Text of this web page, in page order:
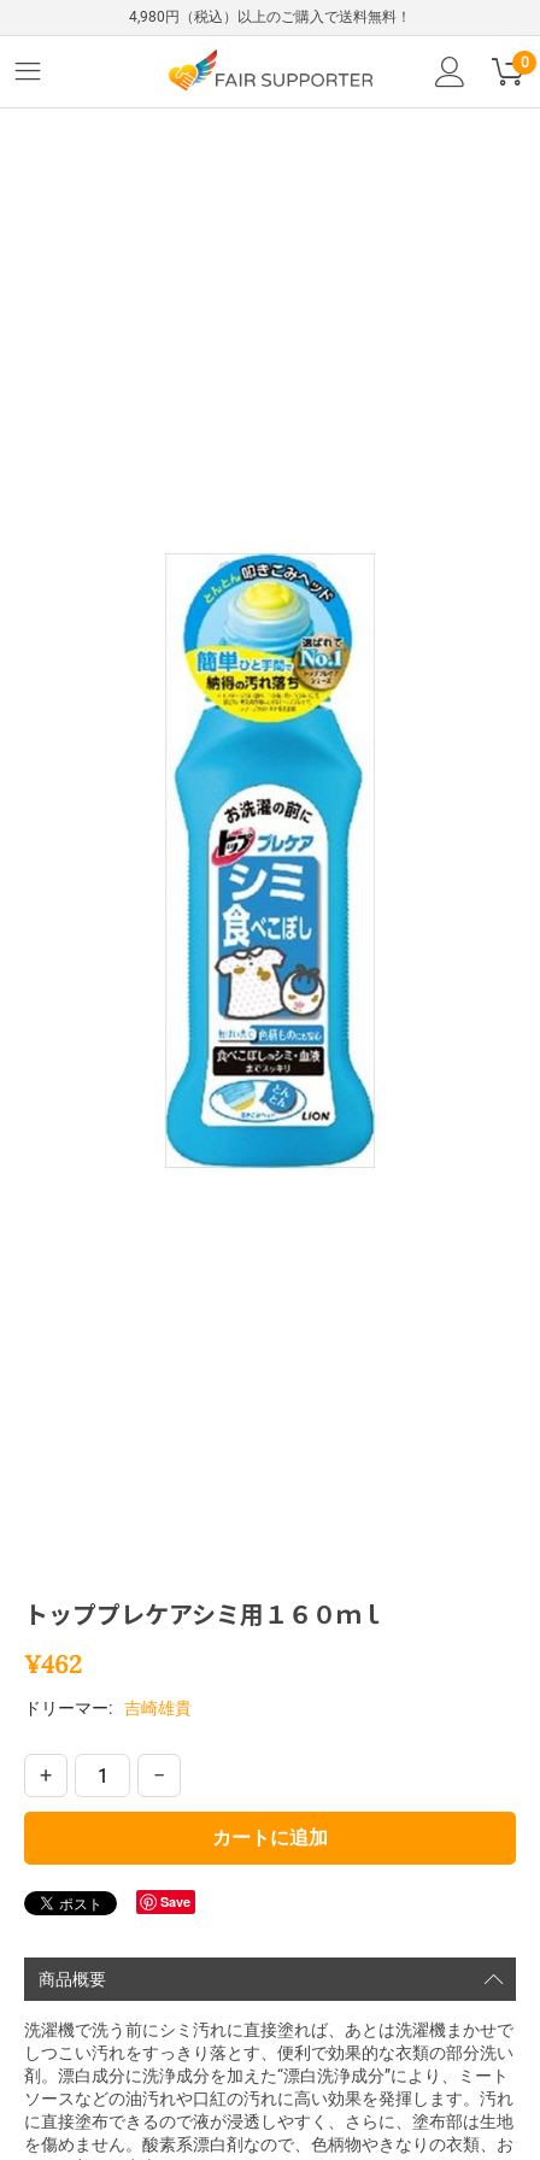
4,980円（税込）以上のご購入で送料無料！
0
トッププレケアシミ用１６０ｍｌ
¥462
ドリーマー: 吉崎雄貴
+ −
カートに追加
Save
商品概要
洗濯機で洗う前にシミ汚れに直接塗れば、あとは洗濯機まかせで
しつこい汚れをすっきり落とす、便利で効果的な衣類の部分洗い
剤。漂白成分に洗浄成分を加えた“漂白洗浄成分”により、ミート
ソースなどの油汚れや口紅の汚れに高い効果を発揮します。汚れ
に直接塗布できるので液が浸透しやすく、さらに、塗布部は生地
を傷めません。酸素系漂白剤なので、色柄物やきなりの衣類、お